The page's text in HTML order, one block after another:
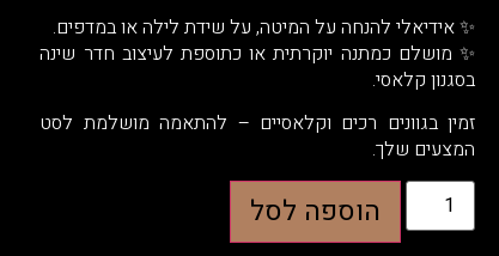
✨ אידיאלי להנחה על המיטה, על שידת לילה או במדפים.
✨ מושלם כמתנה יוקרתית או כתוספת לעיצוב חדר שינה
בסגנון קלאסי.
זמין בגוונים רכים וקלאסיים – להתאמה מושלמת לסט
המצעים שלך.
הוספה לסל